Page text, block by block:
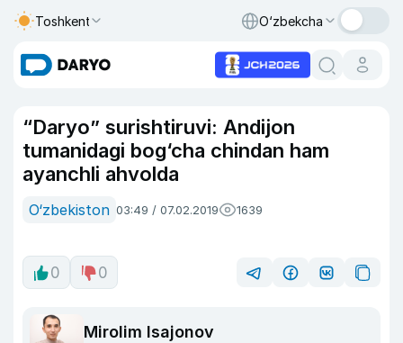
Toshkent O‘zbekcha
“Daryo” surishtiruvi: Andijon
tumanidagi bog‘cha chindan ham
ayanchli ahvolda
O‘zbekiston 03:49 / 07.02.2019 1639
0 0
Mirolim Isajonov